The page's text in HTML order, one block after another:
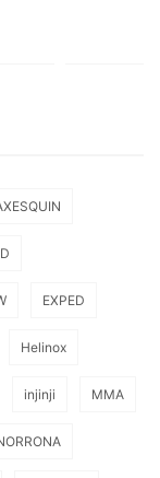
EXPED
Helinox
injinji MMA